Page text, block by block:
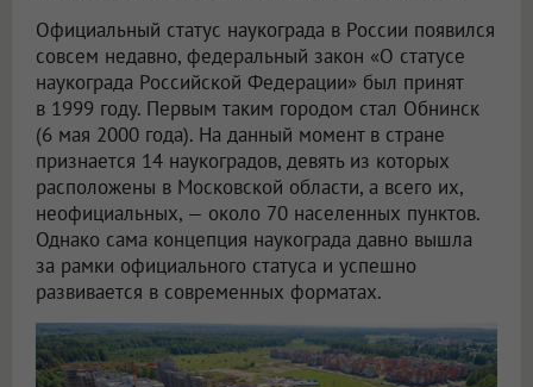
Официальный статус наукограда в России появился
совсем недавно, федеральный закон «О статусе
наукограда Российской Федерации» был принят
в 1999 году. Первым таким городом стал Обнинск
(6 мая 2000 года). На данный момент в стране
признается 14 наукоградов, девять из которых
расположены в Московской области, а всего их,
неофициальных, — около 70 населенных пунктов.
Однако сама концепция наукограда давно вышла
за рамки официального статуса и успешно
развивается в современных форматах.